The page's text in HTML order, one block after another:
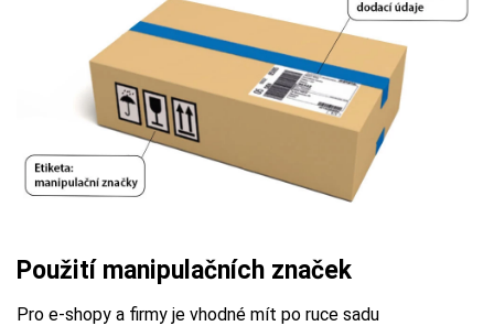
Použití manipulačních značek
Pro e-shopy a firmy je vhodné mít po ruce sadu